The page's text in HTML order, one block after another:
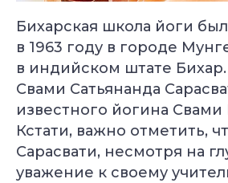
Бихарская школа йоги
в 1963 году в городе
в индийском штате
Свами Сатьянанда
известного йогина
Кстати, важно отметить,
Сарасвати, несмотря на
уважение к своему